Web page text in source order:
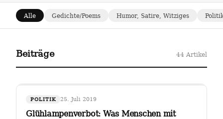
Alle Gedichte/Poems Humor, Satire, Witziges
Beiträge 44 Artikel
POLITIK 25. Juli 2019
Glühlampenverbot: Was Menschen mit